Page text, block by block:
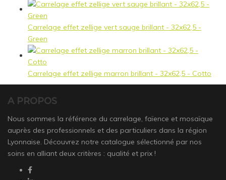
Carrelage effet zellige vert sauge brillant - 32x62,5 -
Green
Carrelage effet zellige marron brillant - 32x62,5 - Cotto
A PROPOS
Nous sommes la référence du carrelage, faïence et mosaïque
auprès des professionnels et des particuliers dans la région
Lyonnaise. Découvrez notre catalogue sélectionné par nos
soins en alliant deux critères : qualité et prix !